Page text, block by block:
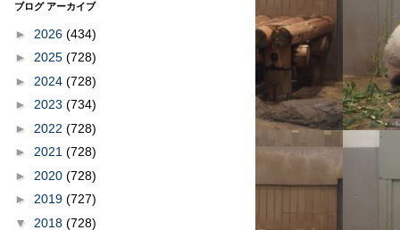
ブログ アーカイブ
► 2026 (434)
► 2025 (728)
► 2024 (728)
► 2023 (734)
► 2022 (728)
► 2021 (728)
► 2020 (728)
► 2019 (727)
▼ 2018 (728)